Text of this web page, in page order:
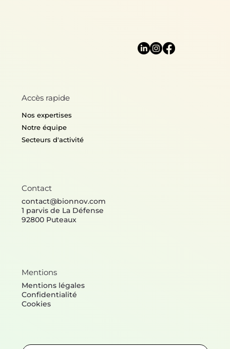
Accès rapide
Nos expertises
Notre équipe
Secteurs d'activité
Contact
contact@bionnov.com
1 parvis de La Défense
92800 Puteaux
Mentions
Mentions légales
Confidentialité
Cookies